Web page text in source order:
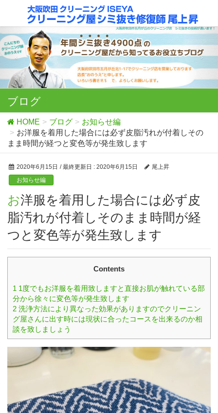
ブログ
HOME ブログ
お知らせ編
お洋服を着用した場合には必ず皮脂汚れが付着しその
まま時間が経つと変色等が発生致します
2020年6月15日 / 最終更新日 : 2020年6月15日
尾上昇
お知らせ編
お洋服を着用した場合には必ず皮
脂汚れが付着しそのまま時間が経
つと変色等が発生致します
Contents
1 1度でもお洋服を着用致しますと直接お肌が触れている部
分から徐々に変色等が発生致します
2 洗浄方法により異なった効果がありますのでクリーニン
グ屋さんに出す時には現状に合ったコースを出来るのか相
談を致しましょう